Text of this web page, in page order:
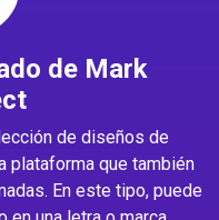
de Mark
de diseños de
plataforma que también
En este tipo, puede